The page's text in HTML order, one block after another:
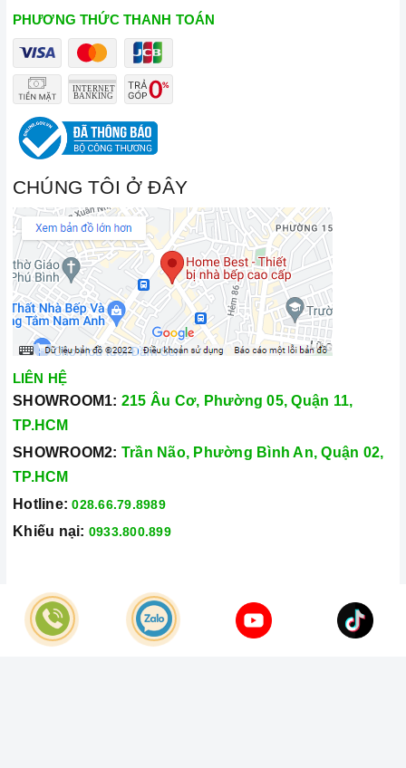
PHƯƠNG THỨC THANH TOÁN
CHÚNG TÔI Ở ĐÂY
LIÊN HỆ
SHOWROOM1: 215 Âu Cơ, Phường 05, Quận 11,
TP.HCM
SHOWROOM2: Trần Não, Phường Bình An, Quận 02,
TP.HCM
Hotline: 028.66.79.8989
Khiếu nại: 0933.800.899
© Bản quyền thuộc vềCông Ty TNHH Home Best Việt Nam
Cung cấp bởi
Sapo